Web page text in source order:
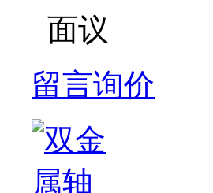
面议
留言询价